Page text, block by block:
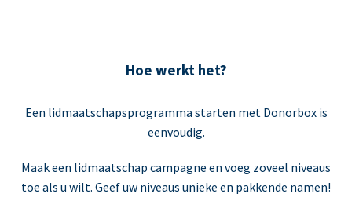
Hoe werkt het?
Een lidmaatschapsprogramma starten met Donorbox is
eenvoudig.
Maak een lidmaatschap campagne en voeg zoveel niveaus
toe als u wilt. Geef uw niveaus unieke en pakkende namen!